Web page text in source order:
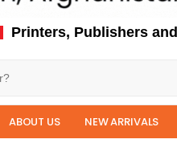
Printers, Publishers
ABOUT US NEW ARRIVALS